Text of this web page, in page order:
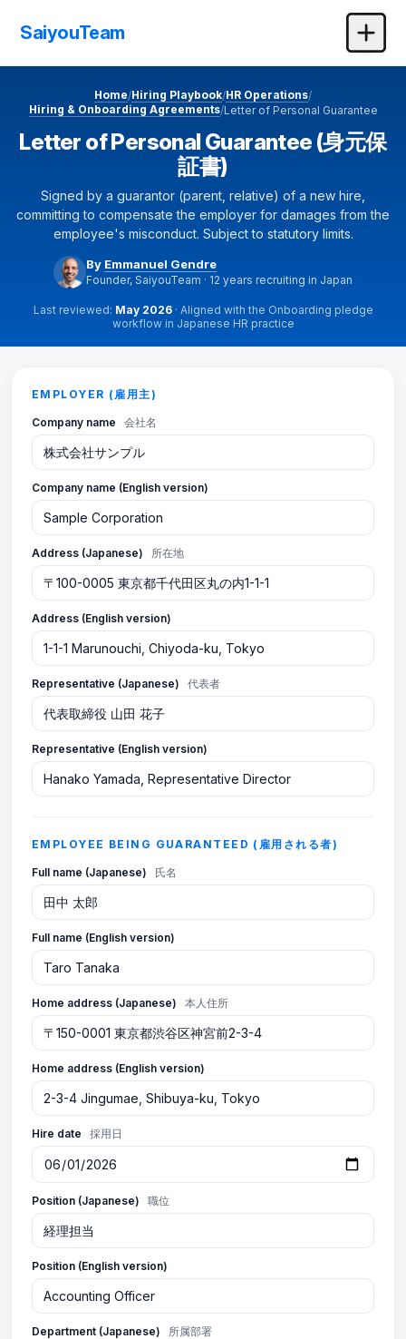
SaiyouTeam
Home/Hiring Playbook/HR Operations/
Hiring & Onboarding Agreements/Letter of Personal Guarantee
Letter of Personal Guarantee (身元保
証書)
Signed by a guarantor (parent, relative) of a new hire,
committing to compensate the employer for damages from the
employee's misconduct. Subject to statutory limits.
By Emmanuel Gendre
Founder, SaiyouTeam · 12 years recruiting in Japan
Last reviewed: May 2026· Aligned with the Onboarding pledge
workflow in Japanese HR practice
EMPLOYER (雇用主)
Company name 会社名
Company name (English version)
Address (Japanese) 所在地
Address (English version)
Representative (Japanese) 代表者
Representative (English version)
EMPLOYEE BEING GUARANTEED (雇用される者)
Full name (Japanese) 氏名
Full name (English version)
Home address (Japanese) 本人住所
Home address (English version)
Hire date 採用日
Position (Japanese) 職位
Position (English version)
Department (Japanese) 所属部署